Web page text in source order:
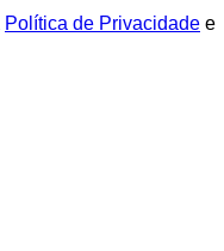
Política de Privacidade e